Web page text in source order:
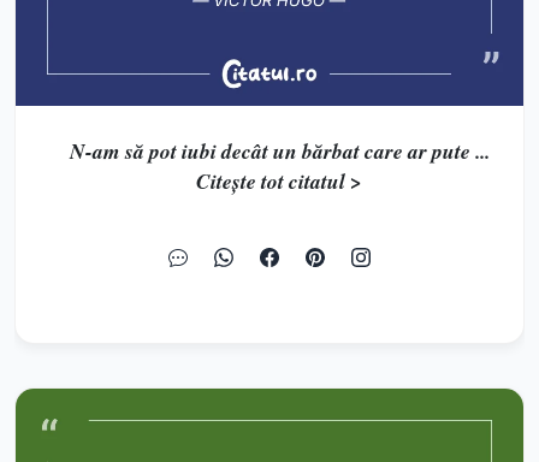
N-am să pot iubi decât un bărbat care ar pute ...
Citește tot citatul >